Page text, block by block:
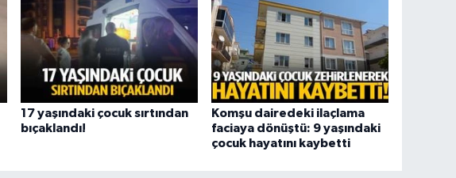
17 yaşındaki çocuk sırtından
bıçaklandı!
Komşu dairedeki ilaçlama
faciaya dönüştü: 9 yaşındaki
çocuk hayatını kaybetti